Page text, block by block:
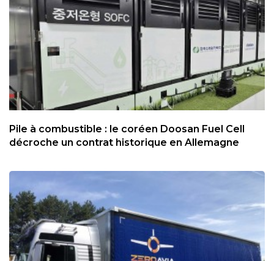
Pile à combustible : le coréen Doosan Fuel Cell
décroche un contrat historique en Allemagne